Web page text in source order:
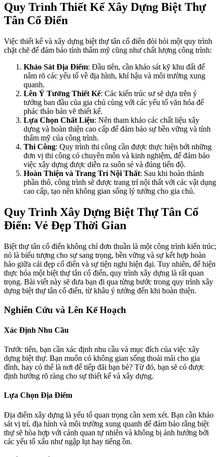
Quy Trình Thiết Kế Xây Dựng Biệt Thự
Tân Cổ Điển
Việc thiết kế và xây dựng biệt thự tân cổ điển đòi hỏi một quy trình
chặt chẽ để đảm bảo tính thẩm mỹ cũng như chất lượng công trình:
Khảo Sát Địa Điểm: Đầu tiên, cần khảo sát kỹ khu đất để
nắm rõ các yếu tố về địa hình, khí hậu và môi trường xung
quanh.
Lên Ý Tưởng Thiết Kế: Các kiến trúc sư sẽ dựa trên ý
tưởng ban đầu của gia chủ cùng với các yếu tố văn hóa để
phác thảo bản vẽ thiết kế.
Lựa Chọn Chất Liệu: Nên tham khảo các chất liệu xây
dựng và hoàn thiện cao cấp để đảm bảo sự bền vững và tính
thẩm mỹ của công trình.
Thi Công: Quy trình thi công cần được thực hiện bởi những
đơn vị thi công có chuyên môn và kinh nghiệm, để đảm bảo
việc xây dựng được diễn ra suôn sẻ và đúng tiến độ.
Hoàn Thiện và Trang Trí Nội Thất: Sau khi hoàn thành
phần thô, công trình sẽ được trang trí nội thất với các vật dụng
cao cấp, tạo nên không gian sống lý tưởng cho gia chủ.
Quy Trình Xây Dựng Biệt Thự Tân Cổ
Điển: Vẻ Đẹp Thời Gian
Biệt thự tân cổ điển không chỉ đơn thuần là một công trình kiến trúc;
nó là biểu tượng cho sự sang trọng, bền vững và sự kết hợp hoàn
hảo giữa cái đẹp cổ điển và sự tiện nghi hiện đại. Tuy nhiên, để hiện
thực hóa một biệt thự tân cổ điển, quy trình xây dựng là rất quan
trọng. Bài viết này sẽ đưa bạn đi qua từng bước trong quy trình xây
dựng biệt thự tân cổ điển, từ khâu ý tưởng đến khi hoàn thiện.
Nghiên Cứu và Lên Kế Hoạch
Xác Định Nhu Cầu
Trước tiên, bạn cần xác định nhu cầu và mục đích của việc xây
dựng biệt thự. Bạn muốn có không gian sống thoải mái cho gia
đình, hay có thể là nơi để tiếp đãi bạn bè? Từ đó, bạn sẽ có được
định hướng rõ ràng cho sự thiết kế và xây dựng.
Lựa Chọn Địa Điểm
Địa điểm xây dựng là yếu tố quan trọng cần xem xét. Bạn cần khảo
sát vị trí, địa hình và môi trường xung quanh để đảm bảo rằng biệt
thự sẽ hòa hợp với cảnh quan tự nhiên và không bị ảnh hưởng bởi
các yếu tố xấu như ngập lụt hay tiếng ồn.